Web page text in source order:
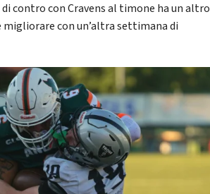
contro con Cravens al timone ha un altro
migliorare con un’altra settimana di